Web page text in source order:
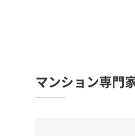
マンション専門